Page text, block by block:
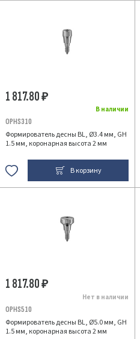
В наличии
1 817.80₽
OPHS310
Формирователь десны BL, Ø3.4 мм, GH
1.5 мм, коронарная высота 2 мм
В корзину
Нет в наличии
1 817.80₽
OPHS510
Формирователь десны BL, Ø5.0 мм, GH
1.5 мм, коронарная высота 2 мм